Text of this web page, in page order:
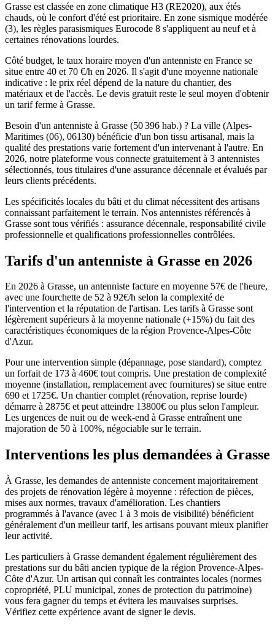
Grasse est classée en zone climatique H3 (RE2020), aux étés
chauds, où le confort d'été est prioritaire. En zone sismique modérée
(3), les règles parasismiques Eurocode 8 s'appliquent au neuf et à
certaines rénovations lourdes.
Côté budget, le taux horaire moyen d'un antenniste en France se
situe entre 40 et 70 €/h en 2026. Il s'agit d'une moyenne nationale
indicative : le prix réel dépend de la nature du chantier, des
matériaux et de l'accès. Le devis gratuit reste le seul moyen d'obtenir
un tarif ferme à Grasse.
Besoin d'un antenniste à Grasse (50 396 hab.) ? La ville (Alpes-
Maritimes (06), 06130) bénéficie d'un bon tissu artisanal, mais la
qualité des prestations varie fortement d'un intervenant à l'autre. En
2026, notre plateforme vous connecte gratuitement à 3 antennistes
sélectionnés, tous titulaires d'une assurance décennale et évalués par
leurs clients précédents.
Les spécificités locales du bâti et du climat nécessitent des artisans
connaissant parfaitement le terrain. Nos antennistes référencés à
Grasse sont tous vérifiés : assurance décennale, responsabilité civile
professionnelle et qualifications professionnelles contrôlées.
Tarifs d'un antenniste à Grasse en 2026
En 2026 à Grasse, un antenniste facture en moyenne 57€ de l'heure,
avec une fourchette de 52 à 92€/h selon la complexité de
l'intervention et la réputation de l'artisan. Les tarifs à Grasse sont
légèrement supérieurs à la moyenne nationale (+15%) du fait des
caractéristiques économiques de la région Provence-Alpes-Côte
d'Azur.
Pour une intervention simple (dépannage, pose standard), comptez
un forfait de 173 à 460€ tout compris. Une prestation de complexité
moyenne (installation, remplacement avec fournitures) se situe entre
690 et 1725€. Un chantier complet (rénovation, reprise lourde)
démarre à 2875€ et peut atteindre 13800€ ou plus selon l'ampleur.
Les urgences de nuit ou de week-end à Grasse entraînent une
majoration de 50 à 100%, négociable sur le terrain.
Interventions les plus demandées à Grasse
À Grasse, les demandes de antenniste concernent majoritairement
des projets de rénovation légère à moyenne : réfection de pièces,
mises aux normes, travaux d'amélioration. Les chantiers
programmés à l'avance (avec 1 à 3 mois de visibilité) bénéficient
généralement d'un meilleur tarif, les artisans pouvant mieux planifier
leur activité.
Les particuliers à Grasse demandent également régulièrement des
prestations sur du bâti ancien typique de la région Provence-Alpes-
Côte d'Azur. Un artisan qui connaît les contraintes locales (normes
copropriété, PLU municipal, zones de protection du patrimoine)
vous fera gagner du temps et évitera les mauvaises surprises.
Vérifiez cette expérience avant de signer le devis.